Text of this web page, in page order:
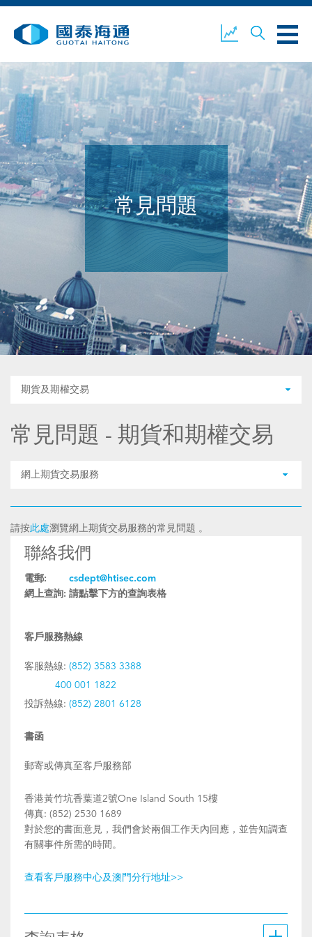
業務概覽 公司新聞
環境、社會及企業管治 國泰海通證券 聯絡我們
常見問題
期貨及期權交易
常見問題 - 期貨和期權交易
網上期貨交易服務
請按此處瀏覽網上期貨交易服務的常見問題 。
聯絡我們
電郵:
csdept@htisec.com
網上查詢: 請點擊下方的查詢表格
客戶服務熱線
客服熱線: (852) 3583 3388
400 001 1822
投訴熱線: (852) 2801 6128
書函
郵寄或傳真至客戶服務部
香港黃竹坑香葉道2號One Island South 15樓
傳真: (852) 2530 1689
對於您的書面意見，我們會於兩個工作天內回應，並告知調查
有關事件所需的時間。
查看客戶服務中心及澳門分行地址>>